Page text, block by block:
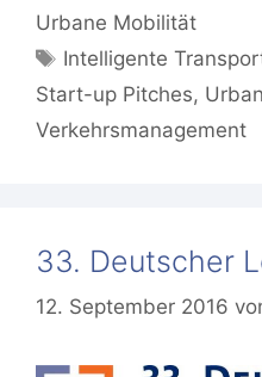
Urbane Mobilität
Schlagwörter
Intelligente
Start-up Pitches,
Verkehrsmanagement
33. Deutscher
12. September 2016